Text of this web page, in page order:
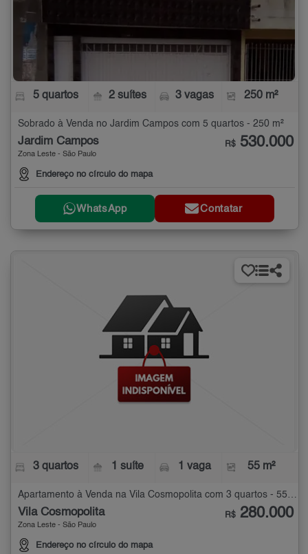
5 quartos 2 suítes 3 vagas 250 m²
Sobrado à Venda no Jardim Campos com 5 quartos - 250 m²
Jardim Campos
Zona Leste - São Paulo
Endereço no círculo do mapa
R$ 530.000
WhatsApp Contatar
3 quartos 1 suíte 1 vaga 55 m²
Apartamento à Venda na Vila Cosmopolita com 3 quartos - 55 m²
Vila Cosmopolita
Zona Leste - São Paulo
Endereço no círculo do mapa
R$ 280.000